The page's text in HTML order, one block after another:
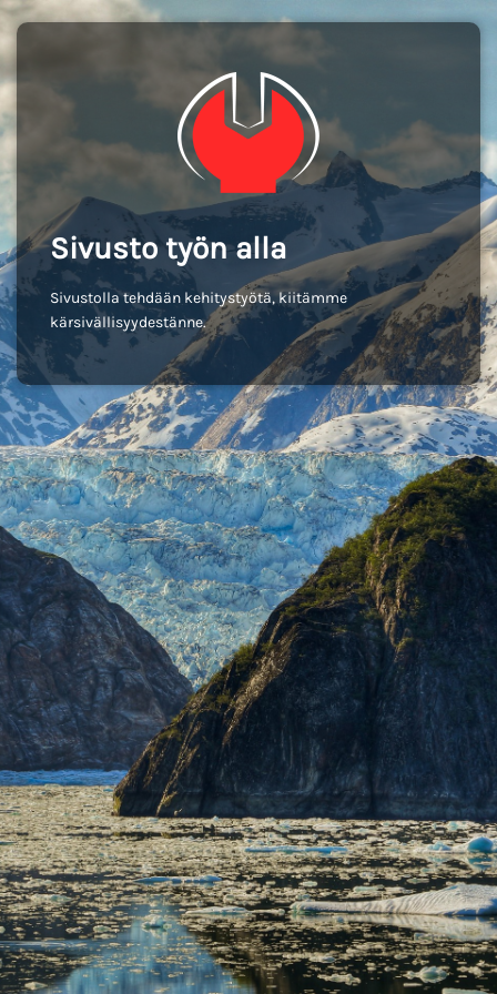
Sivusto työn alla
Sivustolla tehdään kehitystyötä, kiitämme
kärsivällisyydestänne.